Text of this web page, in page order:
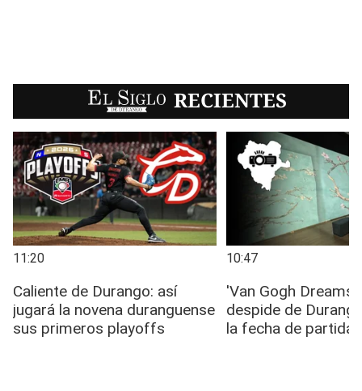
EL SIGLO RECIENTES